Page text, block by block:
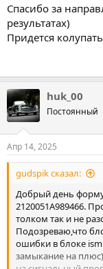
если на замке
замком.
если на замке не
то-же самое на SAM.
выпиновываешь
будет у тебя на
стороны -
Спасибо за
результатах)
Придется
huk_00
Постоянный
Апр 14, 2025
gudspik сказал:
Добрый день
2120051A989466.
толком так и не
Подозреваю,что
ошибки в блоке ism
замыкание на плюс)